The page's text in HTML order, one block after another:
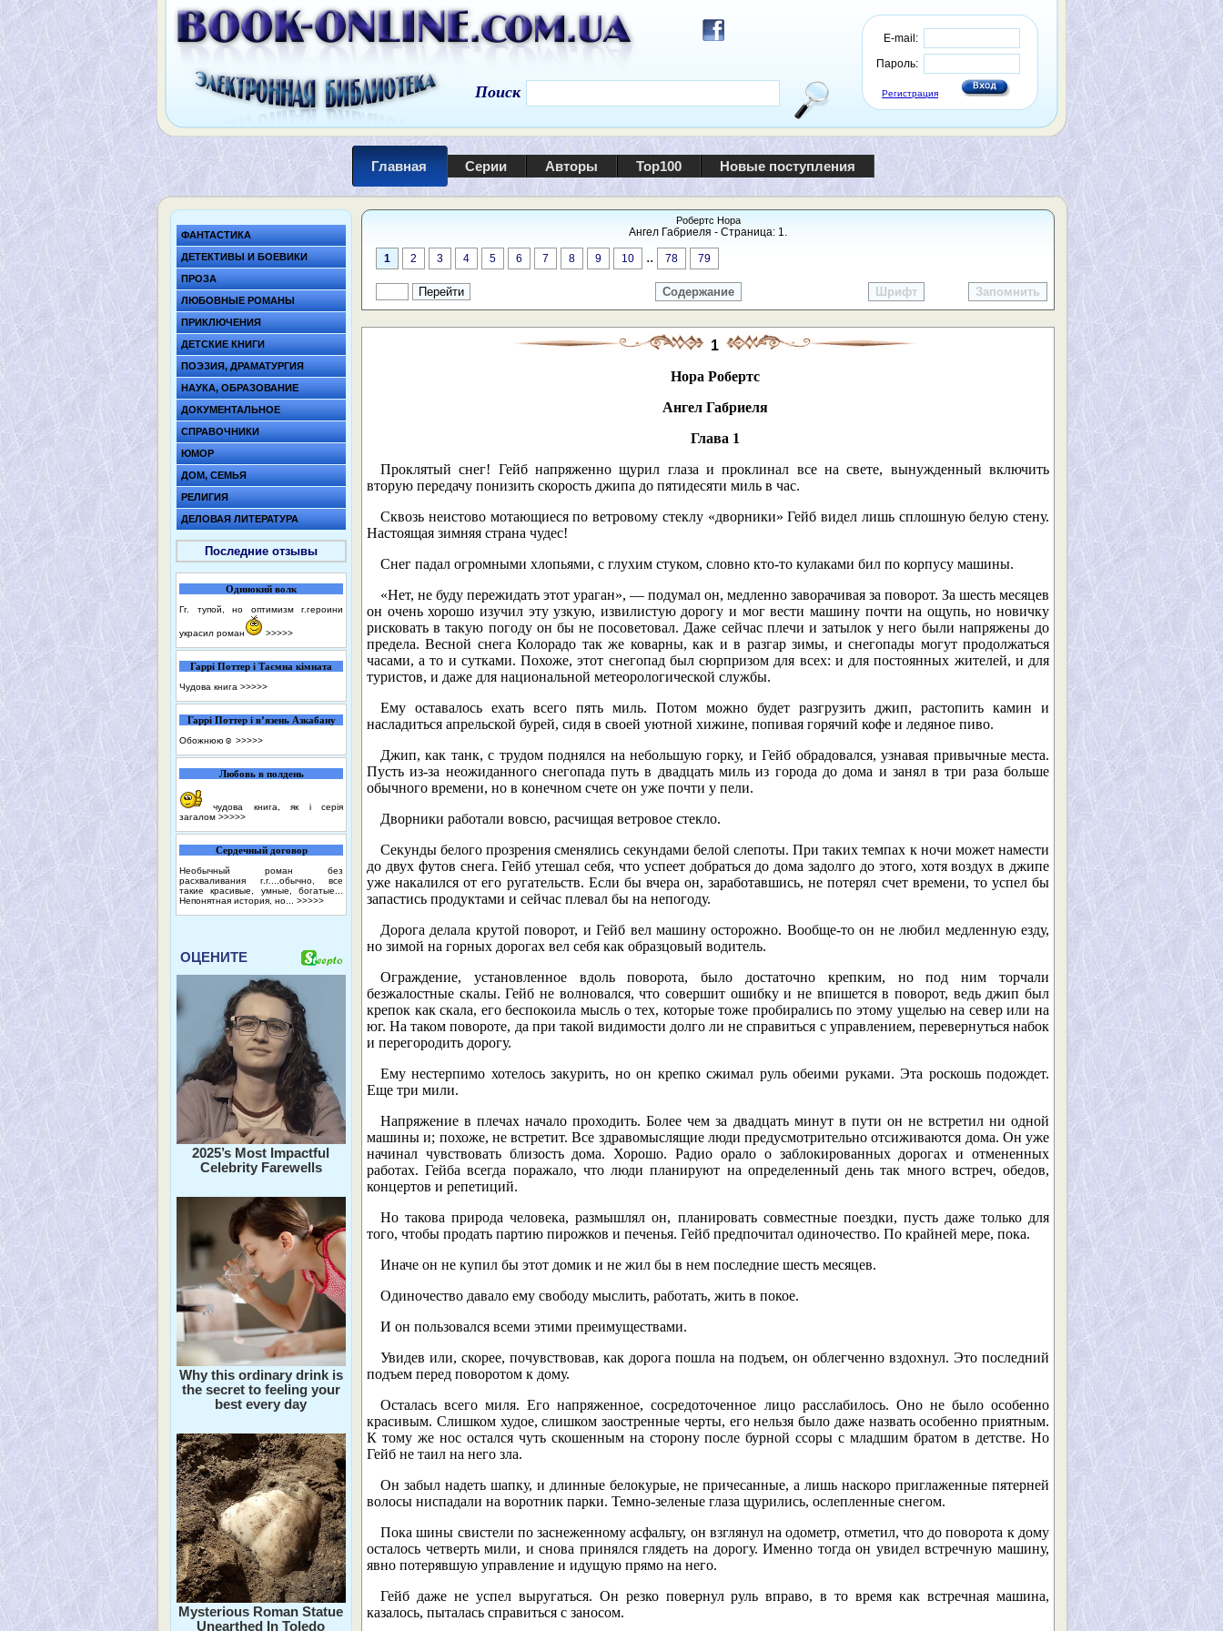
E-mail:
Пароль:
Регистрация
Поиск
Главная Серии Авторы Top100 Новые поступления
ФАНТАСТИКА
ДЕТЕКТИВЫ И БОЕВИКИ
ПРОЗА
ЛЮБОВНЫЕ РОМАНЫ
ПРИКЛЮЧЕНИЯ
ДЕТСКИЕ КНИГИ
ПОЭЗИЯ, ДРАМАТУРГИЯ
НАУКА, ОБРАЗОВАНИЕ
ДОКУМЕНТАЛЬНОЕ
СПРАВОЧНИКИ
ЮМОР
ДОМ, СЕМЬЯ
РЕЛИГИЯ
ДЕЛОВАЯ ЛИТЕРАТУРА
Последние отзывы
Одинокий волк
Гг. тупой, но оптимизм г.героини
украсил роман >>>>>
Гаррі Поттер і Таємна кімната
Чудова книга >>>>>
Гаррі Поттер і в’язень Азкабану
Обожнюю☺️ >>>>>
Любовь в полдень
чудова книга, як і серія
загалом >>>>>
Сердечный договор
Необычный роман без
расхваливания г.г....обычно, все
такие красивые, умные, богатые...
Непонятная история, но... >>>>>
ОЦЕНИТЕ
2025’s Most Impactful
Celebrity Farewells
Why this ordinary drink is
the secret to feeling your
best every day
Mysterious Roman Statue
Unearthed In Toledo
Робертс Нора
Ангел Габриеля - Страница: 1.
1 2 3 4 5 6 7 8 9 10 .. 78 79
Содержание Шрифт Запомнить
1
Нора Робертс
Ангел Габриеля
Глава 1
Проклятый снег! Гейб напряженно щурил глаза и проклинал все на свете, вынужденный включить
вторую передачу понизить скорость джипа до пятидесяти миль в час.
Сквозь неистово мотающиеся по ветровому стеклу «дворники» Гейб видел лишь сплошную белую стену.
Настоящая зимняя страна чудес!
Снег падал огромными хлопьями, с глухим стуком, словно кто-то кулаками бил по корпусу машины.
«Нет, не буду пережидать этот ураган», — подумал он, медленно заворачивая за поворот. За шесть месяцев
он очень хорошо изучил эту узкую, извилистую дорогу и мог вести машину почти на ощупь, но новичку
рисковать в такую погоду он бы не посоветовал. Даже сейчас плечи и затылок у него были напряжены до
предела. Весной снега Колорадо так же коварны, как и в разгар зимы, и снегопады могут продолжаться
часами, а то и сутками. Похоже, этот снегопад был сюрпризом для всех: и для постоянных жителей, и для
туристов, и даже для национальной метеорологической службы.
Ему оставалось ехать всего пять миль. Потом можно будет разгрузить джип, растопить камин и
насладиться апрельской бурей, сидя в своей уютной хижине, попивая горячий кофе и ледяное пиво.
Джип, как танк, с трудом поднялся на небольшую горку, и Гейб обрадовался, узнавая привычные места.
Пусть из-за неожиданного снегопада путь в двадцать миль из города до дома и занял в три раза больше
обычного времени, но в конечном счете он уже почти у пели.
Дворники работали вовсю, расчищая ветровое стекло.
Секунды белого прозрения сменялись секундами белой слепоты. При таких темпах к ночи может намести
до двух футов снега. Гейб утешал себя, что успеет добраться до дома задолго до этого, хотя воздух в джипе
уже накалился от его ругательств. Если бы вчера он, заработавшись, не потерял счет времени, то успел бы
запастись продуктами и сейчас плевал бы на непогоду.
Дорога делала крутой поворот, и Гейб вел машину осторожно. Вообще-то он не любил медленную езду,
но зимой на горных дорогах вел себя как образцовый водитель.
Ограждение, установленное вдоль поворота, было достаточно крепким, но под ним торчали
безжалостные скалы. Гейб не волновался, что совершит ошибку и не впишется в поворот, ведь джип был
крепок как скала, его беспокоила мысль о тех, которые тоже пробирались по этому ущелью на север или на
юг. На таком повороте, да при такой видимости долго ли не справиться с управлением, перевернуться набок
и перегородить дорогу.
Ему нестерпимо хотелось закурить, но он крепко сжимал руль обеими руками. Эта роскошь подождет.
Еще три мили.
Напряжение в плечах начало проходить. Более чем за двадцать минут в пути он не встретил ни одной
машины и; похоже, не встретит. Все здравомыслящие люди предусмотрительно отсиживаются дома. Он уже
начинал чувствовать близость дома. Хорошо. Радио орало о заблокированных дорогах и отмененных
работах. Гейба всегда поражало, что люди планируют на определенный день так много встреч, обедов,
концертов и репетиций.
Но такова природа человека, размышлял он, планировать совместные поездки, пусть даже только для
того, чтобы продать партию пирожков и печенья. Гейб предпочитал одиночество. По крайней мере, пока.
Иначе он не купил бы этот домик и не жил бы в нем последние шесть месяцев.
Одиночество давало ему свободу мыслить, работать, жить в покое.
И он пользовался всеми этими преимуществами.
Увидев или, скорее, почувствовав, как дорога пошла на подъем, он облегченно вздохнул. Это последний
подъем перед поворотом к дому.
Осталась всего миля. Его напряженное, сосредоточенное лицо расслабилось. Оно не было особенно
красивым. Слишком худое, слишком заостренные черты, его нельзя было даже назвать особенно приятным.
К тому же нос остался чуть скошенным на сторону после бурной ссоры с младшим братом в детстве. Но
Гейб не таил на него зла.
Он забыл надеть шапку, и длинные белокурые, не причесанные, а лишь наскоро приглаженные пятерней
волосы ниспадали на воротник парки. Темно-зеленые глаза щурились, ослепленные снегом.
Пока шины свистели по заснеженному асфальту, он взглянул на одометр, отметил, что до поворота к дому
осталось четверть мили, и снова принялся глядеть на дорогу. Именно тогда он увидел встречную машину,
явно потерявшую управление и идущую прямо на него.
Гейб даже не успел выругаться. Он резко повернул руль вправо, в то время как встречная машина,
казалось, пыталась справиться с заносом.